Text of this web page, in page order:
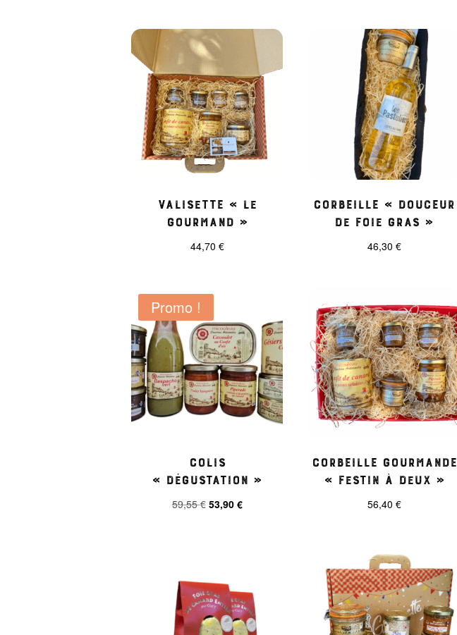
Valisette « Le
Gourmand »
44,70 €
Corbeille « Douceur
de foie gras »
46,30 €
Promo !
Colis
« dégustation »
59,55€ Le
53,90 €Le
Corbeille Gourmande
« Festin à Deux »
56,40 €